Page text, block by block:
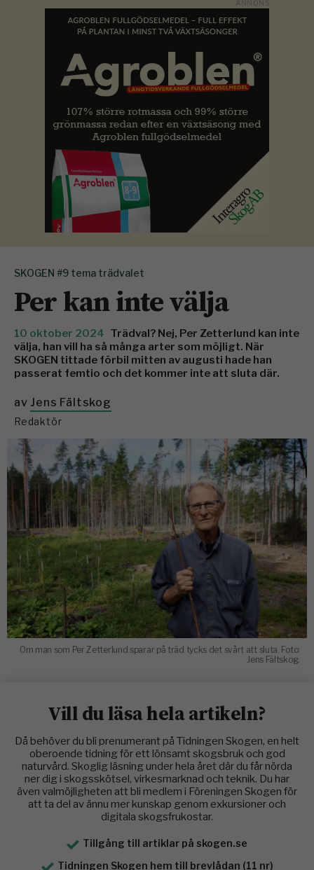
SKOGEN #9 tema trädvalet
Per kan inte välja
10 oktober 2024 Trädval? Nej, Per Zetterlund kan inte
välja, han vill ha så många arter som möjligt. När
SKOGEN tittade förbiI mitten av augusti hade han
passerat femtio och det ­kommer inte att sluta där.
av Jens Fältskog
Redaktör
Om man som Per Zetterlund sparar på träd tycks det svårt att sluta. Foto:
Jens Fältskog.
Vill du läsa hela artikeln?
Då behöver du bli prenumerant på Tidningen Skogen, en helt
oberoende tidning för ett lönsamt skogsbruk och god
naturvård. Skoglig läsning under hela året där du får nörda
ner dig i skogsskötsel, virkesmarknad och teknik. Du har
även valmöjligheten att bli medlem i Föreningen Skogen för
att ta del av ännu mer kunskap genom exkursioner och
digitala skogsfrukostar.
Tillgång till artiklar på skogen.se
Tidningen Skogen hem till brevlådan (11 nr)